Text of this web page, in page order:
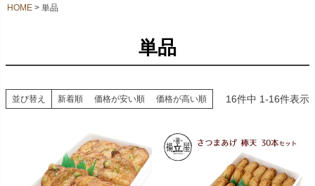
HOME 単品
単品
並び替え 新着順 価格が安い順 価格が高い順 16件中 1-16件表示